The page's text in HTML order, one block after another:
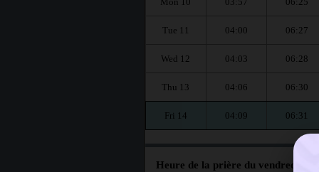
Tue 11 04:00 06:27
Wed 12 04:03 06:28
Thu 13 04:06 06:30
Fri 14 04:09 06:31
Heure de la prière du vendredi à